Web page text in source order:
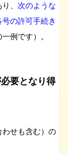
、 次のような
の許可手続き
一例です）。
要となり得
せも含む）の